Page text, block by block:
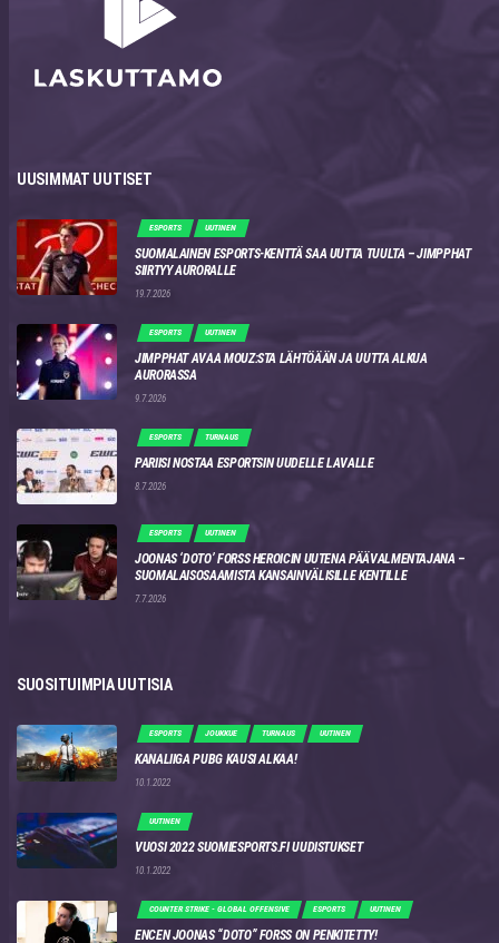
UUSIMMAT UUTISET
ESPORTS UUTINEN
SUOMALAINEN ESPORTS-KENTTÄ SAA UUTTA TUULTA – JIMPPHAT
SIIRTYY AURORALLE
19.7.2026
ESPORTS UUTINEN
JIMPPHAT AVAA MOUZ:STA LÄHTÖÄÄN JA UUTTA ALKUA
AURORASSA
9.7.2026
ESPORTS TURNAUS
PARIISI NOSTAA ESPORTSIN UUDELLE LAVALLE
8.7.2026
ESPORTS UUTINEN
JOONAS ‘DOTO’ FORSS HEROICIN UUTENA PÄÄVALMENTAJANA –
SUOMALAISOSAAMISTA KANSAINVÄLISILLE KENTILLE
7.7.2026
SUOSITUIMPIA UUTISIA
ESPORTS JOUKKUE TURNAUS UUTINEN
KANALIIGA PUBG KAUSI ALKAA!
10.1.2022
UUTINEN
VUOSI 2022 SUOMIESPORTS.FI UUDISTUKSET
10.1.2022
COUNTER STRIKE - GLOBAL OFFENSIVE ESPORTS UUTINEN
ENCEN JOONAS “DOTO” FORSS ON PENKITETTY!